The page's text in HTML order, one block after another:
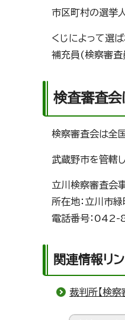
市区町村の選挙
くじによって選
補充員(検察審査
検査審査
検察審査会は全
武蔵野市を管轄
立川検察審査会
所在地：立川市
電話番号：
関連情報リ
裁判所【検察